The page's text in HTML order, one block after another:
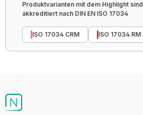
Produktvarianten mit dem Highlight sind
akkreditiert nach DIN EN ISO 17034
ISO 17034 CRM ISO 17034 RM